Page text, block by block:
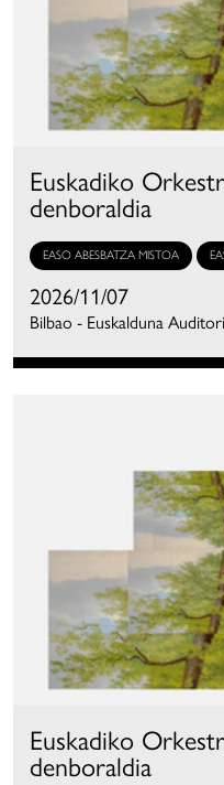
Euskadiko
denboraldia
EASO ABESBATZA MISTOA
2026/11/07
Bilbao - Euskalduna
Euskadiko
denboraldia